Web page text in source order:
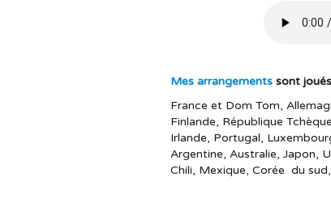
Mes arrangements sont
France et Dom Tom,
Finlande, République
Irlande, Portugal,
Argentine, Australie, Japon,
Chili, Mexique, Corée du